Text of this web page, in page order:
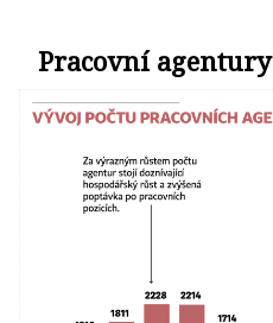
Pracovní agentury